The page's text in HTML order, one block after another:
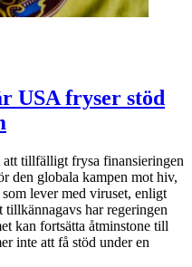
USA fryser stöd
att tillfälligt frysa finansieringen
den globala kampen mot hiv,
lever med viruset, enligt
tillkännagavs har regeringen
kan fortsätta åtminstone till
inte att få stöd under en